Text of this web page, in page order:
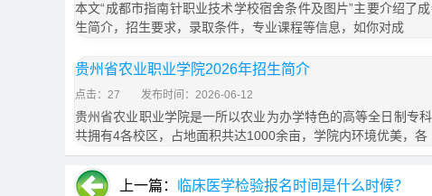
本文“成都市指南针职业技术学校宿舍条件及图片”主要介绍了
生简介，招生要求，录取条件，专业课程等信息，如你对成
贵州省农业职业学院2026年招生简介
点击：27 发布时间：2026-06-12
贵州省农业职业学院是一所以农业为办学特色的高等全日制专
共拥有4各校区，占地面积共达1000余亩，学院内环境优美，各
上一篇： 临床医学检验报名时间是什么时候？